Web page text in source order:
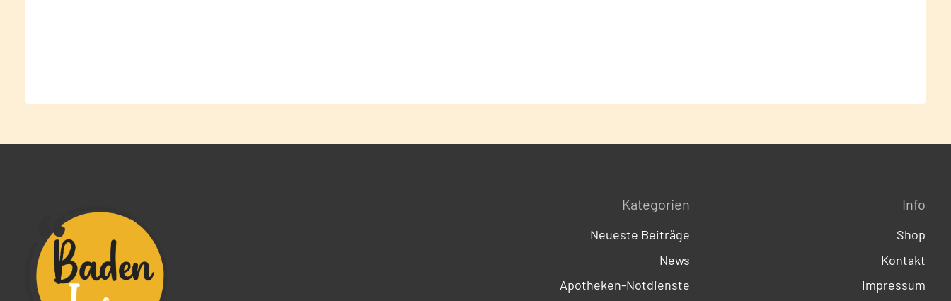
Kategorien
Neueste Beiträge
News
Apotheken-Notdienste
Info
Shop
Kontakt
Impressum